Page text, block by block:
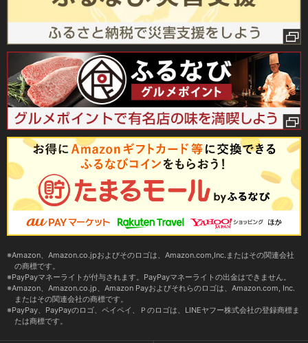
Amazon、Amazon.co.jpおよびそのロゴは、Amazon.com,Inc.またはその関連会社
の商標です。
PayPayマネーライトが付与されます。PayPayマネーライトの出金はできません。
Amazon、Amazon.co.jp、Amazon Payおよびそれらのロゴは、Amazon.com, Inc.
またはその関連会社の商標です。
PayPay、PayPayのロゴ、ペイペイ、Ｐのロゴは、LINEヤフー株式会社の登録商標ま
たは商標です。